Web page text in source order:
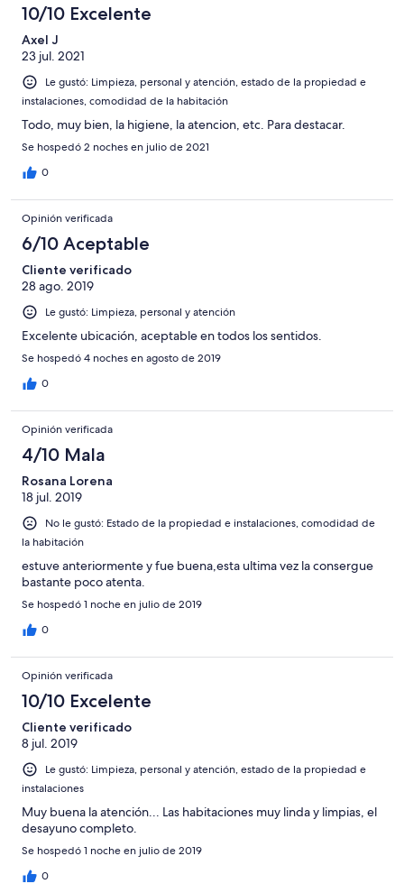
10/10 Excelente
Axel J
23 jul. 2021
Le gustó: Limpieza, personal y atención, estado de la propiedad e
instalaciones, comodidad de la habitación
Todo, muy bien, la higiene, la atencion, etc. Para destacar.
Se hospedó 2 noches en julio de 2021
0
Opinión verificada
6/10 Aceptable
Cliente verificado
28 ago. 2019
Le gustó: Limpieza, personal y atención
Excelente ubicación, aceptable en todos los sentidos.
Se hospedó 4 noches en agosto de 2019
0
Opinión verificada
4/10 Mala
Rosana Lorena
18 jul. 2019
No le gustó: Estado de la propiedad e instalaciones, comodidad de
la habitación
estuve anteriormente y fue buena,esta ultima vez la consergue
bastante poco atenta.
Se hospedó 1 noche en julio de 2019
0
Opinión verificada
10/10 Excelente
Cliente verificado
8 jul. 2019
Le gustó: Limpieza, personal y atención, estado de la propiedad e
instalaciones
Muy buena la atención... Las habitaciones muy linda y limpias, el
desayuno completo.
Se hospedó 1 noche en julio de 2019
0